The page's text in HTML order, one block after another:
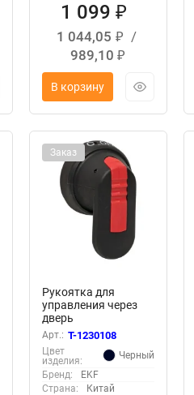
1 099₽
1 044,05 ₽
/
989,10 ₽
В корзину
Заказ
Рукоятка для
управления через
дверь
рубильниками
реверсивными (I-0-
II) TwinBlock 160-
250А PROxima EKF
tb-160-250-dh-rev
Арт.: T-1230108
Цвет
изделия:
Черный
Бренд:
EKF
Страна:
Китай